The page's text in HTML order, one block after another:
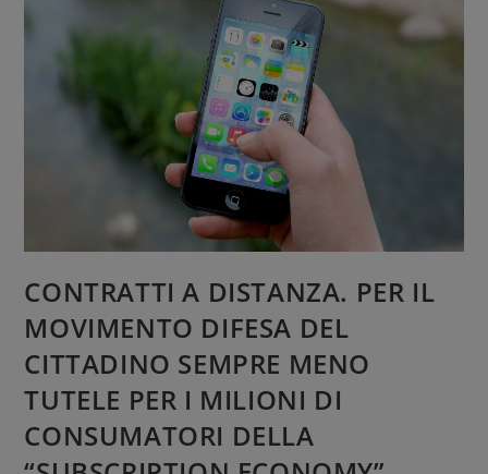
CONTRATTI A DISTANZA. PER IL
MOVIMENTO DIFESA DEL
CITTADINO SEMPRE MENO
TUTELE PER I MILIONI DI
CONSUMATORI DELLA